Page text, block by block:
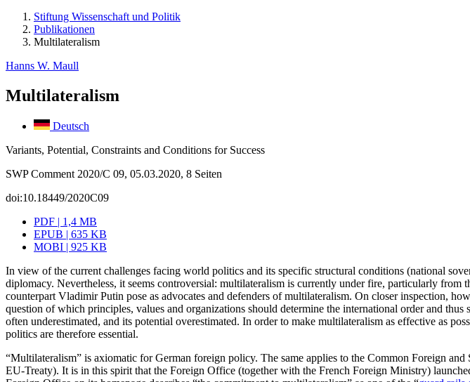
Stiftung Wissenschaft und Politik
Publikationen
Multilateralism
Hanns W. Maull
Multilateralism
Deutsch
Variants, Potential, Constraints and Conditions for Success
SWP Comment 2020/C 09, 05.03.2020, 8 Seiten
doi:10.18449/2020C09
PDF | 1,4 MB
EPUB | 635 KB
MOBI | 925 KB
In view of the current challenges facing world politics and its specific structural conditions (national
diplomacy. Nevertheless, it seems controversial: multilateralism is currently under fire, particularly
counterpart Vladimir Putin pose as advocates and defenders of multilateral­ism. On closer inspection,
question of which principles, values and organizations should determine the international order and
often underestimated, and its potential overestimated. In order to make multilateralism as effective as
politics are there­fore essential.
“Multilateralism” is axiomatic for German foreign policy. The same applies to the Com­mon Foreign
EU‑Treaty). It is in this spirit that the Foreign Office (together with the French Foreign Ministry)